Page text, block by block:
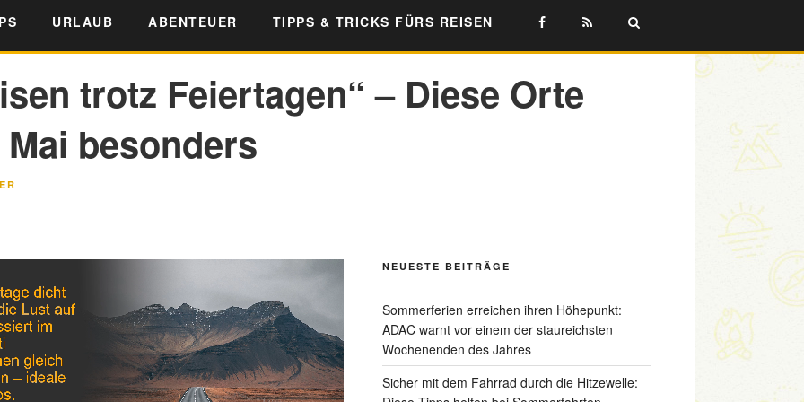
URLAUB ABENTEUER TIPPS & TRICKS FÜRS REISEN
trotz Feiertagen“ – Diese Orte
besonders
NEUESTE BEITRÄGE
Sommerferien erreichen ihren Höhepunkt:
ADAC warnt vor einem der staureichsten
Wochenenden des Jahres
Sicher mit dem Fahrrad durch die Hitzewelle: